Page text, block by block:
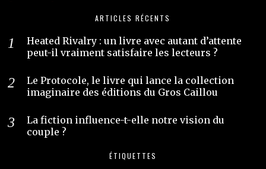
ARTICLES RÉCENTS
Heated Rivalry : un livre avec autant d’attente
peut-il vraiment satisfaire les lecteurs ?
Le Protocole, le livre qui lance la collection
imaginaire des éditions du Gros Caillou
La fiction influence-t-elle notre vision du
couple ?
ÉTIQUETTES